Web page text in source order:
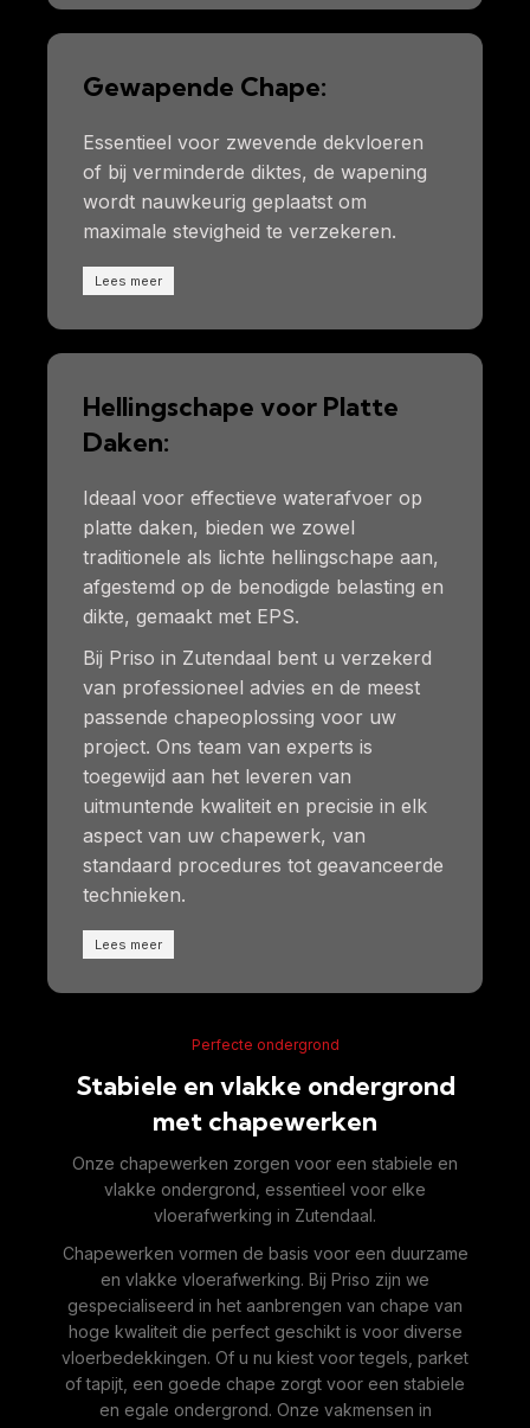
Gewapende Chape:
Essentieel voor zwevende dekvloeren
of bij verminderde diktes, de wapening
wordt nauwkeurig geplaatst om
maximale stevigheid te verzekeren.
Lees meer
Hellingschape voor Platte
Daken:
Ideaal voor effectieve waterafvoer op
platte daken, bieden we zowel
traditionele als lichte hellingschape aan,
afgestemd op de benodigde belasting en
dikte, gemaakt met EPS.
Bij Priso in Zutendaal bent u verzekerd
van professioneel advies en de meest
passende chapeoplossing voor uw
project. Ons team van experts is
toegewijd aan het leveren van
uitmuntende kwaliteit en precisie in elk
aspect van uw chapewerk, van
standaard procedures tot geavanceerde
technieken.
Lees meer
Perfecte ondergrond
Stabiele en vlakke ondergrond
met chapewerken
Onze chapewerken zorgen voor een stabiele en
vlakke ondergrond, essentieel voor elke
vloerafwerking in Zutendaal.
Chapewerken vormen de basis voor een duurzame
en vlakke vloerafwerking. Bij Priso zijn we
gespecialiseerd in het aanbrengen van chape van
hoge kwaliteit die perfect geschikt is voor diverse
vloerbedekkingen. Of u nu kiest voor tegels, parket
of tapijt, een goede chape zorgt voor een stabiele
en egale ondergrond. Onze vakmensen in